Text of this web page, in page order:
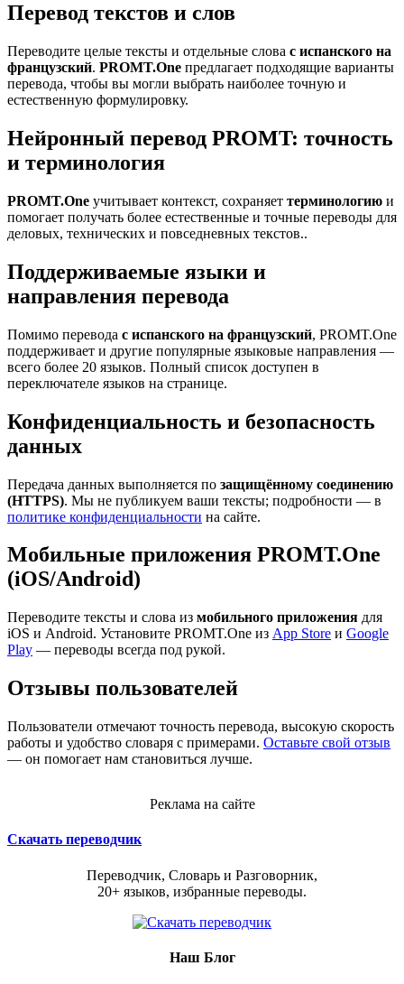
Перевод текстов и слов
Переводите целые тексты и отдельные слова с испанского на
французский. PROMT.One предлагает подходящие варианты
перевода, чтобы вы могли выбрать наиболее точную и
естественную формулировку.
Нейронный перевод PROMT: точность
и терминология
PROMT.One учитывает контекст, сохраняет терминологию и
помогает получать более естественные и точные переводы для
деловых, технических и повседневных текстов..
Поддерживаемые языки и
направления перевода
Помимо перевода с испанского на французский, PROMT.One
поддерживает и другие популярные языковые направления —
всего более 20 языков. Полный список доступен в
переключателе языков на странице.
Конфиденциальность и безопасность
данных
Передача данных выполняется по защищённому соединению
(HTTPS). Мы не публикуем ваши тексты; подробности — в
политике конфиденциальности на сайте.
Мобильные приложения PROMT.One
(iOS/Android)
Переводите тексты и слова из мобильного приложения для
iOS и Android. Установите PROMT.One из App Store и Google
Play — переводы всегда под рукой.
Отзывы пользователей
Пользователи отмечают точность перевода, высокую скорость
работы и удобство словаря с примерами. Оставьте свой отзыв
— он помогает нам становиться лучше.
Реклама на сайте
Скачать переводчик
Переводчик, Словарь и Разговорник,
20+ языков, избранные переводы.
Наш Блог